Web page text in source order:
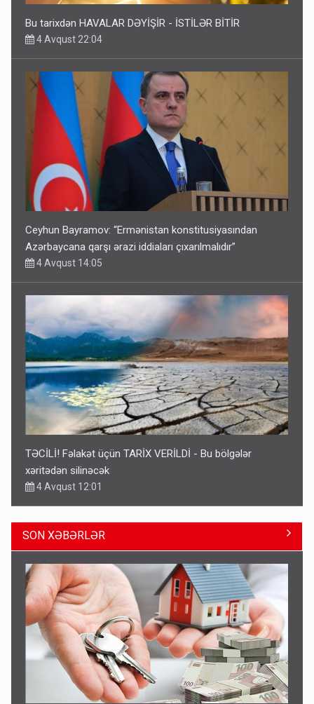
Bu tarixdən HAVALAR DƏYİŞİR - İSTİLƏR BİTİR
4 Avqust 22:04
Ceyhun Bayramov: “Ermənistan konstitusiyasından
Azərbaycana qarşı ərazi iddiaları çıxarılmalıdır”
4 Avqust 14:05
TƏCİLİ! Fəlakət üçün TARİX VERİLDİ - Bu bölgələr
xəritədən silinəcək
4 Avqust 12:01
Ərdoğana sui-qəsd planının iştirakçısı detalları açıqladı
5 Avqust 16:56
SON XƏBƏRLƏR